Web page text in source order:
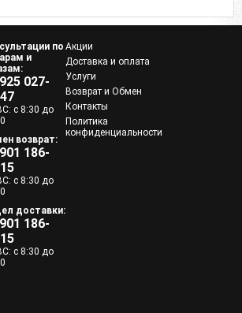
по
и
027-
с 8:30 до
возврат:
186-
с 8:30 до
доставки:
186-
с 8:30 до
Акции
Доставка и оплата
Услуги
Возврат и Обмен
Контакты
Политика
конфиденциальности